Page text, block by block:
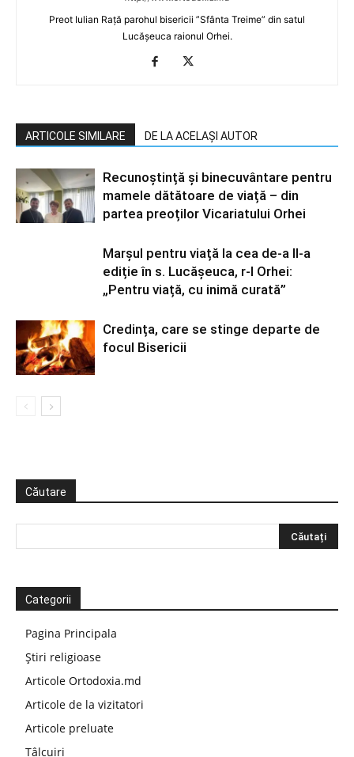
Preot Iulian Rață parohul bisericii ”Sfânta Treime” din satul
Lucășeuca raionul Orhei.
ARTICOLE SIMILARE DE LA ACELAȘI AUTOR
Recunoștință și binecuvântare pentru
mamele dătătoare de viață – din
partea preoților Vicariatului Orhei
Marșul pentru viață la cea de-a II-a
ediție în s. Lucășeuca, r-l Orhei:
„Pentru viață, cu inimă curată”
Credința, care se stinge departe de
focul Bisericii
Căutare
Categorii
Pagina Principala
Știri religioase
Articole Ortodoxia.md
Articole de la vizitatori
Articole preluate
Tâlcuiri